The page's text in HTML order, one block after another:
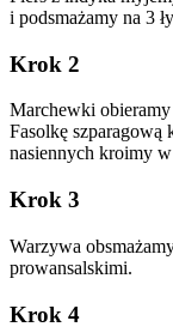
i podsmażamy na 3
Krok 2
Marchewki
Fasolkę szparagową
nasiennych kroimy
Krok 3
Warzywa
prowansalskimi.
Krok 4